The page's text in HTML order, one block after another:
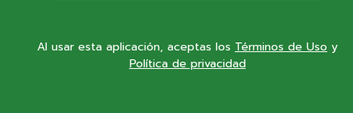
Al usar esta aplicación, aceptas los Términos de Uso y
Política de privacidad